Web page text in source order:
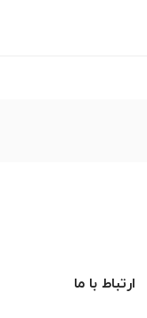
ارتباط با ما